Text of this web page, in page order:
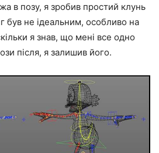
в позу, я зробив простий клунь
був не ідеальним, особливо на
я знав, що мені все одно
після, я залишив його.